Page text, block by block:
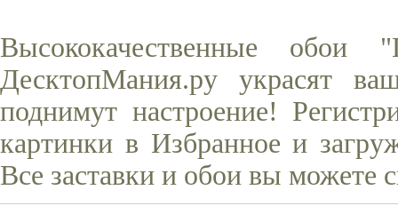
Высококачественные
ДесктопМания.ру украсят
поднимут настроение!
картинки в Избранное и
Все заставки и обои вы можете